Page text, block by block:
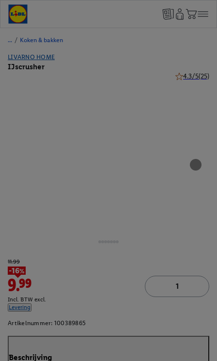
/ Koken & bakken
LIVARNO HOME
IJscrusher
4.3/5(25)
11.99
-16%
9.99
Incl. BTW excl.
Levering
Artikelnummer: 100389865
Beschrijving